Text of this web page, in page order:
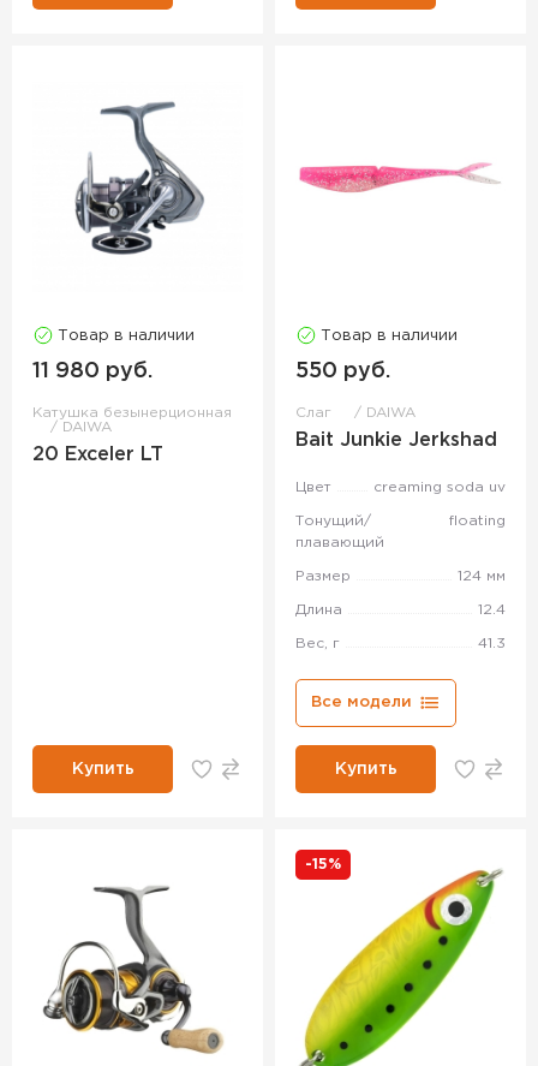
Товар в наличии
11 980 руб.
Катушка безынерционная
DAIWA
20 Exceler LT
Купить
Товар в наличии
550 руб.
Слаг DAIWA
Bait Junkie Jerkshad
Цвет creaming soda uv
Тонущий/
плавающий
floating
Размер 124 мм
Длина 12.4
Вес, г 41.3
Все модели
Купить
-15%